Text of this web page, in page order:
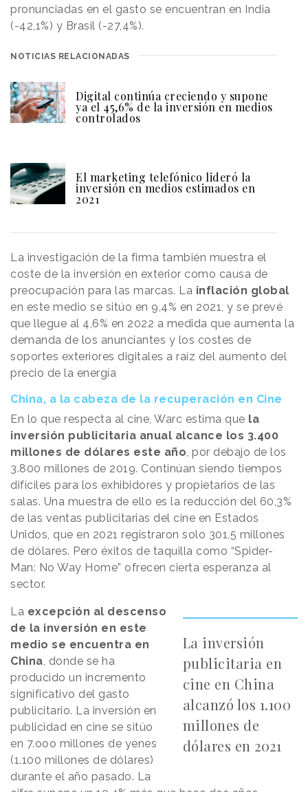
pronunciadas en el gasto se encuentran en India
(-42,1%) y Brasil (-27,4%).
NOTICIAS RELACIONADAS
Digital continúa creciendo y supone
ya el 45,6% de la inversión en medios
controlados
El marketing telefónico lideró la
inversión en medios estimados en
2021
La investigación de la firma también muestra el
coste de la inversión en exterior como causa de
preocupación para las marcas. La inflación global
en este medio se sitúo en 9,4% en 2021, y se prevé
que llegue al 4,6% en 2022 a medida que aumenta la
demanda de los anunciantes y los costes de
soportes exteriores digitales a raíz del aumento del
precio de la energía
China, a la cabeza de la recuperación en Cine
En lo que respecta al cine, Warc estima que la
inversión publicitaria anual alcance los 3.400
millones de dólares este año , por debajo de los
3.800 millones de 2019. Continúan siendo tiempos
difíciles para los exhibidores y propietarios de las
salas. Una muestra de ello es la reducción del 60,3%
de las ventas publicitarias del cine en Estados
Unidos, que en 2021 registraron solo 301,5 millones
de dólares. Pero éxitos de taquilla como “Spider-
Man: No Way Home” ofrecen cierta esperanza al
sector.
La inversión
publicitaria en
cine en China
alcanzó los 1.100
millones de
dólares en 2021
La excepción al descenso
de la inversión en este
medio se encuentra en
China , donde se ha
producido un incremento
significativo del gasto
publicitario. La inversión en
publicidad en cine se sitúo
en 7.ooo millones de yenes
(1.100 millones de dólares)
durante el año pasado. La